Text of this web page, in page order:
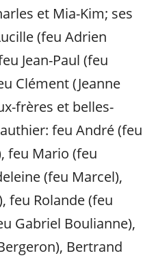
et Mia-Kim; ses
(feu Adrien
Jean-Paul (feu
Clément (Jeanne
frères et belles-
feu André (feu
feu Mario (feu
(feu Marcel),
feu Rolande (feu
Gabriel Boulianne),
Bertrand